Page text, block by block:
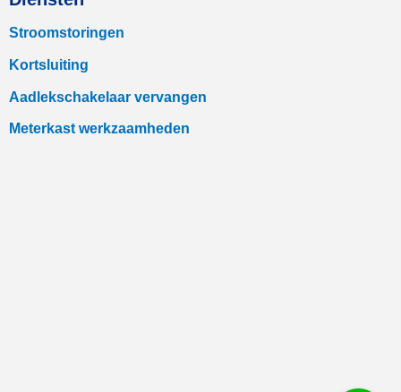
Stroomstoringen
Kortsluiting
Aadlekschakelaar vervangen
Meterkast werkzaamheden